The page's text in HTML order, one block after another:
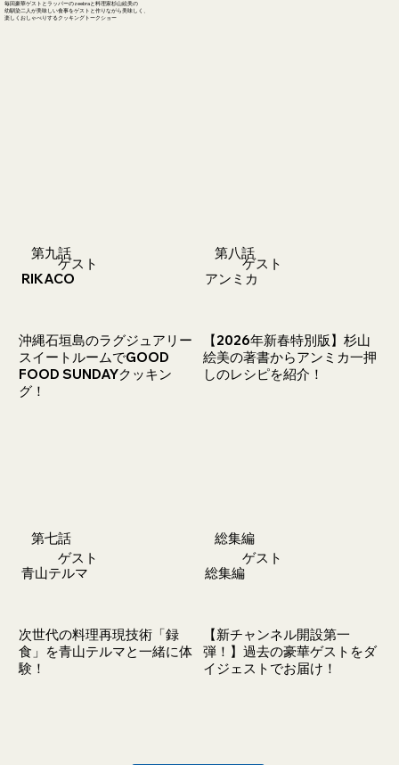
毎回豪華ゲストとラッパーのzeebraと料理家杉山絵美の
幼馴染二人が美味しい食事をゲストと作りながら美味しく、
楽しくおしゃべりするクッキングトークショー
第九話
RIKACO
​ゲスト
沖縄石垣島のラグジュアリー
スイートルームでGOOD
FOOD SUNDAYクッキン
グ！
第八話
アンミカ
​ゲスト
【2026年新春特別版】杉山
絵美の著書からアンミカ一押
しのレシピを紹介！
第七話
青山テルマ
​ゲスト
次世代の料理再現技術「録
食」を青山テルマと一緒に体
験！
総集編
総集編
​ゲスト
【新チャンネル開設第一
弾！】過去の豪華ゲストをダ
イジェストでお届け！